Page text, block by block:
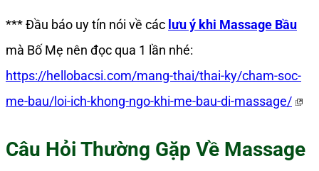
*** Đầu báo uy tín nói về các lưu ý khi Massage Bầu
mà Bố Mẹ nên đọc qua 1 lần nhé:
https://hellobacsi.com/mang-thai/thai-ky/cham-soc-
me-bau/loi-ich-khong-ngo-khi-me-bau-di-massage/
Câu Hỏi Thường Gặp Về Massage